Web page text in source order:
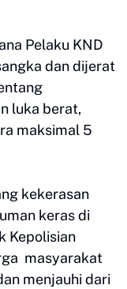
Pelaku KND
dan dijerat
luka berat,
maksimal 5
kekerasan
keras di
Kepolisian
masyarakat
menjauhi dari